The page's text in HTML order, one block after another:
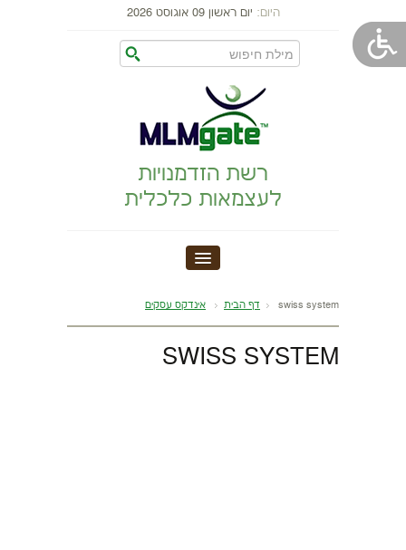
היום: יום ראשון 09 אוגוסט 2026
רשת הזדמנויות
לעצמאות כלכלית
MLM GATEדף הבית אינדקס עסקים swiss system
SWISS SYSTEM